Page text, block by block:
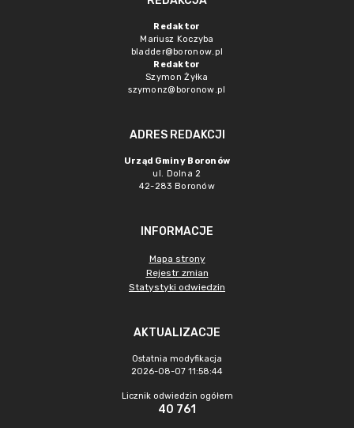
Redaktor
Mariusz Koczyba
bladder@boronow.pl
Redaktor
Szymon Żyłka
szymonz@boronow.pl
ADRES REDAKCJI
Urząd Gminy Boronów
ul. Dolna 2
42-283 Boronów
INFORMACJE
Mapa strony
Rejestr zmian
Statystyki odwiedzin
AKTUALIZACJE
Ostatnia modyfikacja
2026-08-07 11:58:44
Licznik odwiedzin ogółem
40 761